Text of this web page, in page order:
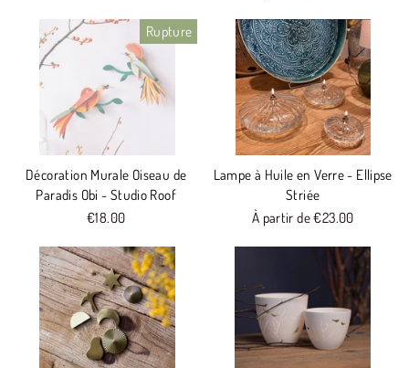
Rupture
Décoration Murale Oiseau de
Paradis Obi - Studio Roof
€18.00
Lampe à Huile en Verre - Ellipse
Striée
À partir de €23.00